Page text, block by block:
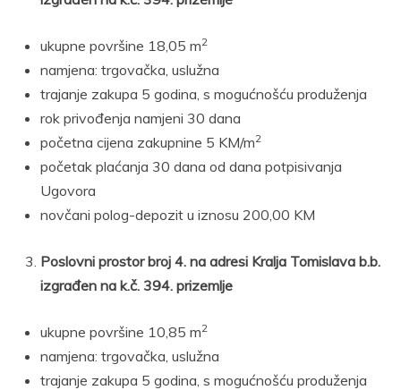
ukupne površine 18,05 m2
namjena: trgovačka, uslužna
trajanje zakupa 5 godina, s mogućnošću produženja
rok privođenja namjeni 30 dana
početna cijena zakupnine 5 KM/m2
početak plaćanja 30 dana od dana potpisivanja
Ugovora
novčani polog-depozit u iznosu 200,00 KM
Poslovni prostor broj 4. na adresi Kralja Tomislava b.b.
izgrađen na k.č. 394. prizemlje
ukupne površine 10,85 m2
namjena: trgovačka, uslužna
trajanje zakupa 5 godina, s mogućnošću produženja